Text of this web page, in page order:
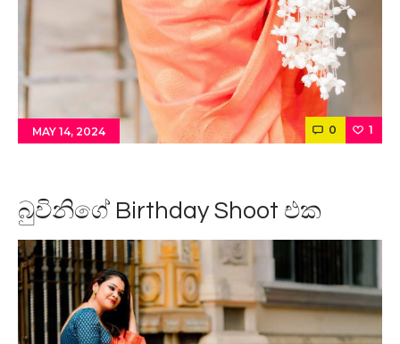
MAY 14, 2024 0 1
බුවිනිගේ Birthday Shoot එක